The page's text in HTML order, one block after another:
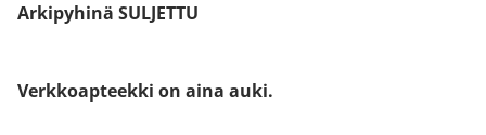
Arkipyhinä SULJETTU
Verkkoapteekki on aina auki.